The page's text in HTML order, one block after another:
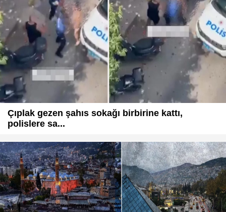
Çıplak gezen şahıs sokağı birbirine kattı,
polislere sa...